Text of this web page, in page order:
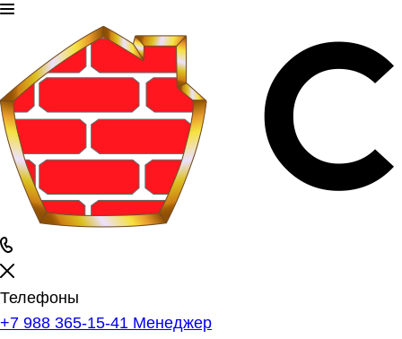
Телефоны
+7 988 365-15-41 Менеджер